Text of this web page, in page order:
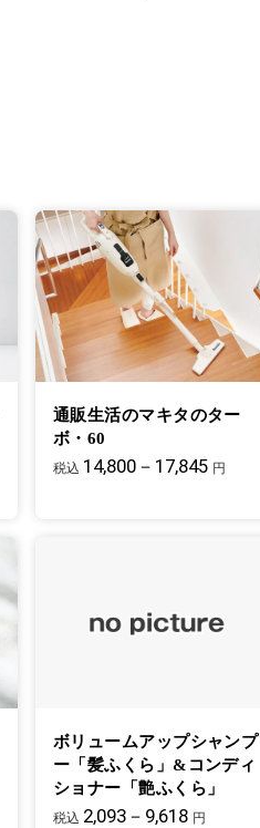
通販生活のマキタのター
ボ・60
税込 14,800－17,845 円
ボリュームアップシャンプ
ー「髪ふくら」&コンディ
ショナー「艶ふくら」
税込 2,093－9,618 円